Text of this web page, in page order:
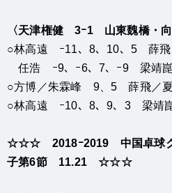
〈天津権健 3ｰ1 山東魏橋・向
○林高遠 ｰ11、8、10、5 薛飛
任浩 ｰ9、ｰ6、7、ｰ9 梁靖
○方博／朱霖峰 9、5 薛飛／
○林高遠 ｰ10、8、9、3 梁靖
☆☆☆ 2018ｰ2019 中国卓球ク
子第6節 11.21 ☆☆☆